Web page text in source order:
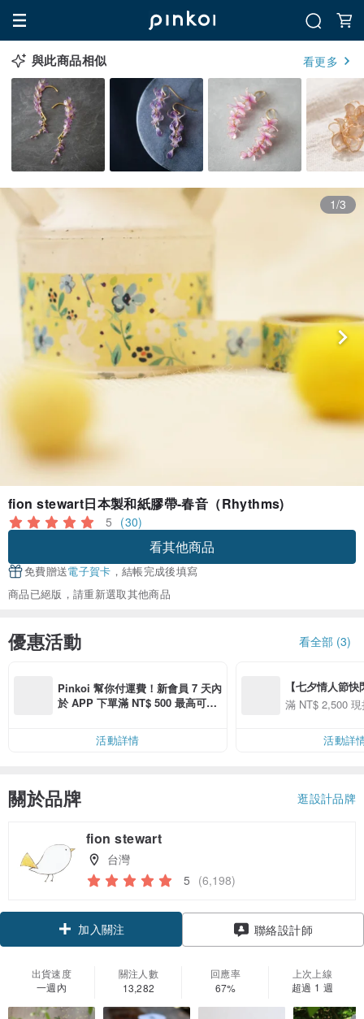
與此商品相似 看更多
1/3
fion stewart日本製和紙膠帶-春音（Rhythms)
5 (30)
看其他商品
免費贈送電子賀卡 ，結帳完成後填寫
商品已絕版，請重新選取其他商品
優惠活動 看全部 (3)
Pinkoi 幫你付運費！新會員 7 天內
於 APP 下單滿 NT$ 500 最高可折
活動詳情
【七夕情人節
用 APP 購買任
00 現折 NT$100
滿 NT$ 2,500
活動詳
關於品牌 逛設計品牌
fion stewart
台灣
5 (6,198)
加入關注 聯絡設計師
出貨速度
一週內
關注人數
13,282
回應率
67%
上次上線
超過 1 週